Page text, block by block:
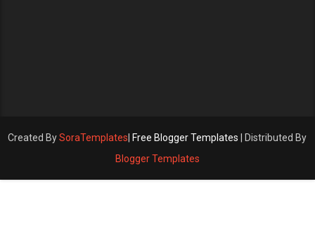
Created BySoraTemplates Free Blogger Templates | Distributed By
Blogger Templates